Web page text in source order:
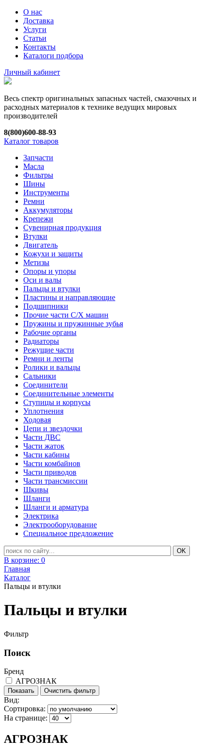
О нас
Доставка
Услуги
Статьи
Контакты
Каталоги подбора
Личный кабинет
Весь спектр оригинальных запасных частей, смазочных и
расходных материалов к технике ведущих мировых
производителей
8(800)600-88-93
Каталог товаров
Запчасти
Масла
Фильтры
Шины
Инструменты
Ремни
Аккумуляторы
Крепежи
Сувенирная продукция
Втулки
Двигатель
Кожухи и защиты
Метизы
Опоры и упоры
Оси и валы
Пальцы и втулки
Пластины и направляющие
Подшипники
Прочие части С/Х машин
Пружины и пружинные зубья
Рабочие органы
Радиаторы
Режущие части
Ремни и ленты
Ролики и вальцы
Сальники
Соединители
Соединительные элементы
Ступицы и корпусы
Уплотнения
Ходовая
Цепи и звездочки
Части ДВС
Части жаток
Части кабины
Части комбайнов
Части приводов
Части трансмиссии
Шкивы
Шланги
Шланги и арматура
Электрика
Электрооборудование
Специальное предложение
В корзине: 0
Главная
Каталог
Пальцы и втулки
Пальцы и втулки
Фильтр
Поиск
Бренд
АГРОЗНАК
Вид:
Сортировка:
На странице:
АГРОЗНАК